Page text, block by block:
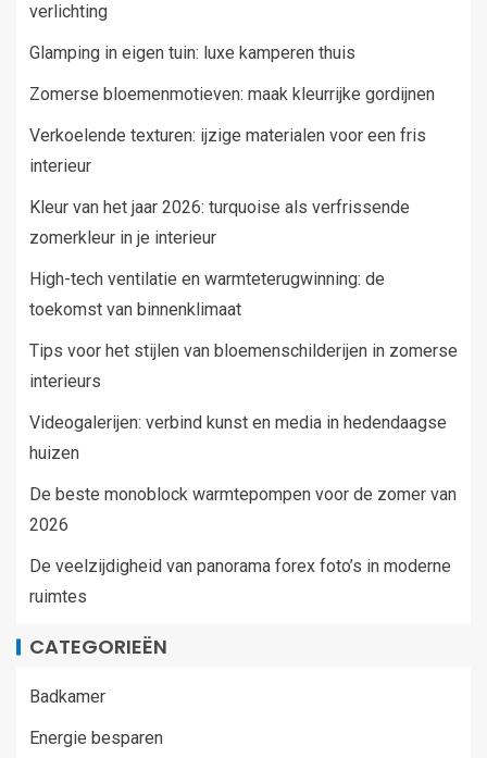
verlichting
Glamping in eigen tuin: luxe kamperen thuis
Zomerse bloemenmotieven: maak kleurrijke gordijnen
Verkoelende texturen: ijzige materialen voor een fris
interieur
Kleur van het jaar 2026: turquoise als verfrissende
zomerkleur in je interieur
High-tech ventilatie en warmteterugwinning: de
toekomst van binnenklimaat
Tips voor het stijlen van bloemenschilderijen in zomerse
interieurs
Videogalerijen: verbind kunst en media in hedendaagse
huizen
De beste monoblock warmtepompen voor de zomer van
2026
De veelzijdigheid van panorama forex foto’s in moderne
ruimtes
CATEGORIEËN
Badkamer
Energie besparen